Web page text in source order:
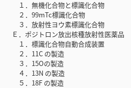
１．無機化合物と標識化合物
２．99mTc標識化合物
３．放射性ヨウ素標識化合物
Ｅ．ポジトロン放出核種放射性医薬品
１．標識化合物自動合成装置
２．11C の製造
３．15Oの製造
４．13N の製造
５．18F の製造